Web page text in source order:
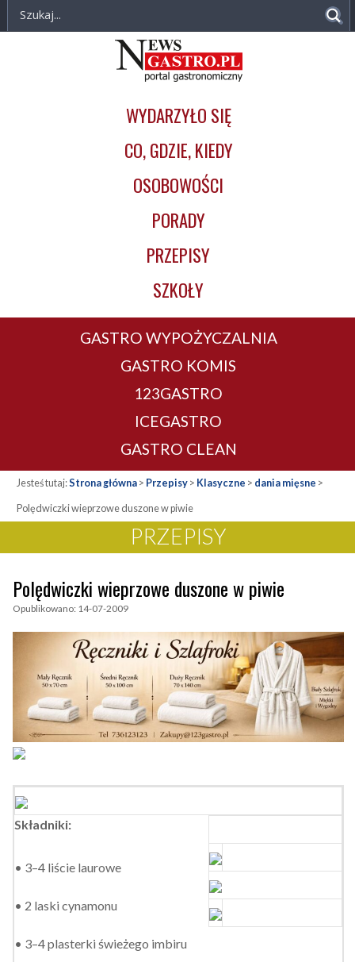
Przejdź do treści
NewsGastro.pl
gastronomiczny
WYDARZYŁO SIĘ
CO, GDZIE, KIEDY
OSOBOWOŚCI
PORADY
PRZEPISY
SZKOŁY
GASTRO WYPOŻYCZALNIA
GASTRO KOMIS
123GASTRO
ICEGASTRO
GASTRO CLEAN
Jesteś tutaj:Strona główna> Przepisy> Klasyczne > dania mięsne >
Polędwiczki wieprzowe duszone w piwie
PRZEPISY
Polędwiczki wieprzowe duszone w piwie
Opublikowano: 14-07-2009
Składniki:
• 3–4 liście laurowe
• 2 laski cynamonu
• 3–4 plasterki świeżego imbiru